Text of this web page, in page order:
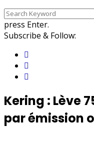
press Enter.
Subscribe & Follow:
Kering : Lève
par émission